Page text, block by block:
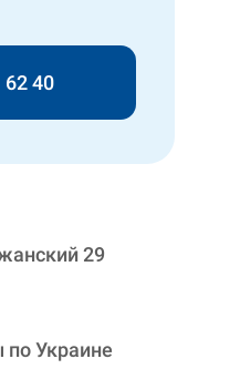
29
Украине
62 40